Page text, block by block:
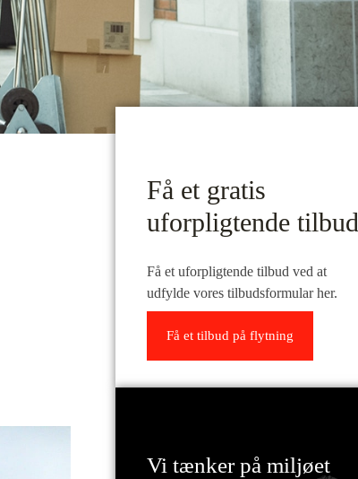
Få et gratis
uforpligtende tilbud
Få et uforpligtende tilbud ved at
udfylde vores tilbudsformular her.
Få et tilbud på flytning
Vi tænker på miljøet